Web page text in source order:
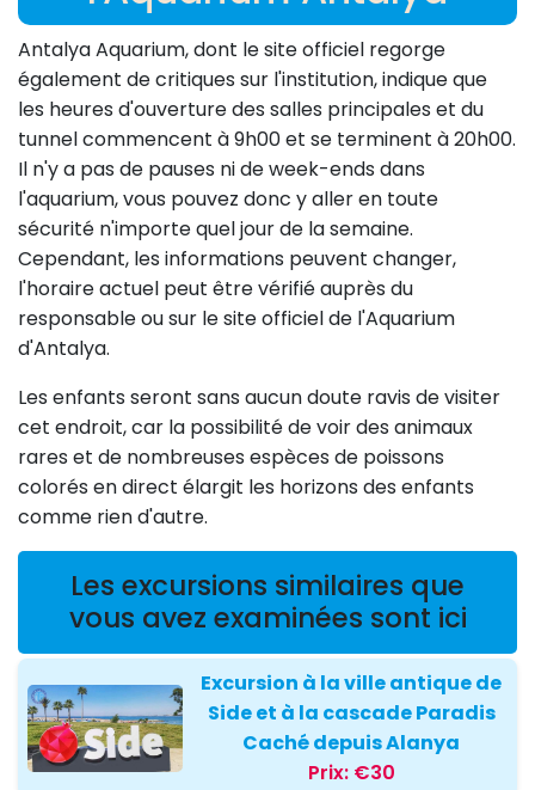
Antalya Aquarium, dont le site officiel regorge
également de critiques sur l'institution, indique que
les heures d'ouverture des salles principales et du
tunnel commencent à 9h00 et se terminent à 20h00.
Il n'y a pas de pauses ni de week-ends dans
l'aquarium, vous pouvez donc y aller en toute
sécurité n'importe quel jour de la semaine.
Cependant, les informations peuvent changer,
l'horaire actuel peut être vérifié auprès du
responsable ou sur le site officiel de l'Aquarium
d'Antalya.
Les enfants seront sans aucun doute ravis de visiter
cet endroit, car la possibilité de voir des animaux
rares et de nombreuses espèces de poissons
colorés en direct élargit les horizons des enfants
comme rien d'autre.
Les excursions similaires que
vous avez examinées sont ici
Excursion à la ville antique de
Side et à la cascade Paradis
Caché depuis Alanya
Prix: €30